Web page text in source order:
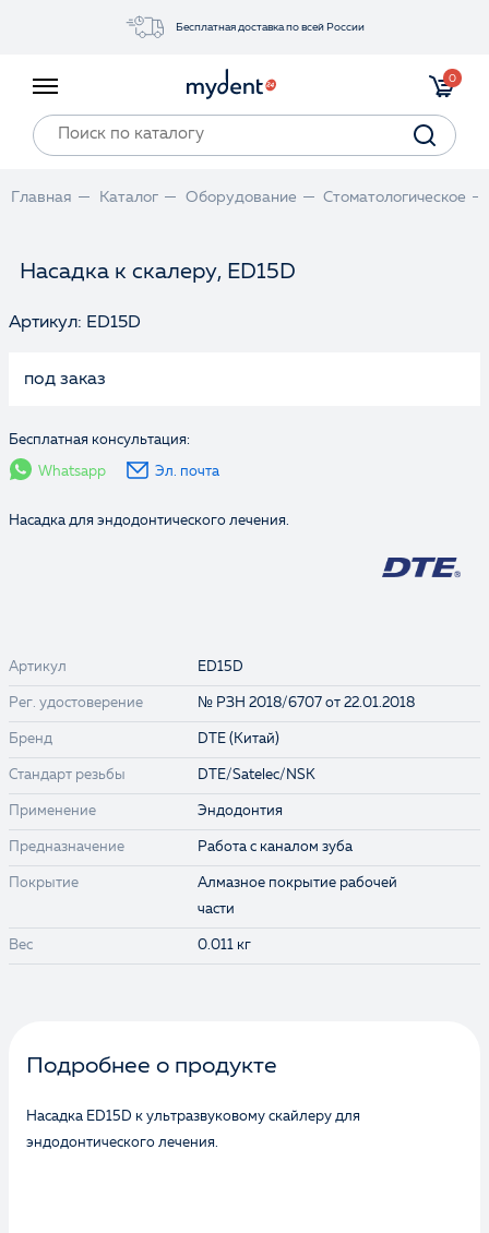
Бесплатная доставка по всей России
Прайс-лист
0
Главная Каталог Оборудование Стоматологическое
Насадка к скалеру, ED15D
Артикул: ED15D
под заказ
Бесплатная консультация:
Whatsapp Эл. почта
Насадка для эндодонтического лечения.
Артикул ED15D
Рег. удостоверение № РЗН 2018/6707 от 22.01.2018
Бренд DTE (Китай)
Стандарт резьбы DTE/Satelec/NSK
Применение Эндодонтия
Предназначение Работа с каналом зуба
Покрытие
Алмазное покрытие рабочей
части
Вес 0.011 кг
Подробнее о продукте
Насадка ED15D к ультразвуковому скайлеру для
эндодонтического лечения.